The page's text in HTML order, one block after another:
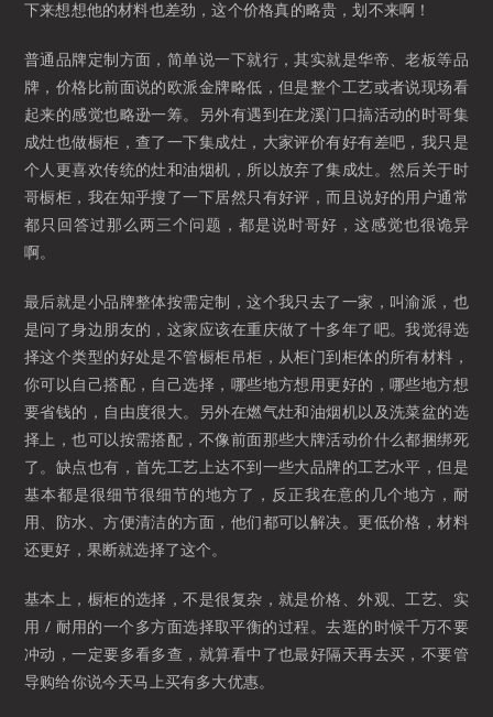
下来想想他的材料也差劲，这个价格真的略贵，划不来啊！
普通品牌定制方面，简单说一下就行，其实就是华帝、老板等品
牌，价格比前面说的欧派金牌略低，但是整个工艺或者说现场看
起来的感觉也略逊一筹。另外有遇到在龙溪门口搞活动的时哥集
成灶也做橱柜，查了一下集成灶，大家评价有好有差吧，我只是
个人更喜欢传统的灶和油烟机，所以放弃了集成灶。然后关于时
哥橱柜，我在知乎搜了一下居然只有好评，而且说好的用户通常
都只回答过那么两三个问题，都是说时哥好，这感觉也很诡异
啊。
最后就是小品牌整体按需定制，这个我只去了一家，叫渝派，也
是问了身边朋友的，这家应该在重庆做了十多年了吧。我觉得选
择这个类型的好处是不管橱柜吊柜，从柜门到柜体的所有材料，
你可以自己搭配，自己选择，哪些地方想用更好的，哪些地方想
要省钱的，自由度很大。另外在燃气灶和油烟机以及洗菜盆的选
择上，也可以按需搭配，不像前面那些大牌活动价什么都捆绑死
了。缺点也有，首先工艺上达不到一些大品牌的工艺水平，但是
基本都是很细节很细节的地方了，反正我在意的几个地方，耐
用、防水、方便清洁的方面，他们都可以解决。更低价格，材料
还更好，果断就选择了这个。
基本上，橱柜的选择，不是很复杂，就是价格、外观、工艺、实
用 / 耐用的一个多方面选择取平衡的过程。去逛的时候千万不要
冲动，一定要多看多查，就算看中了也最好隔天再去买，不要管
导购给你说今天马上买有多大优惠。